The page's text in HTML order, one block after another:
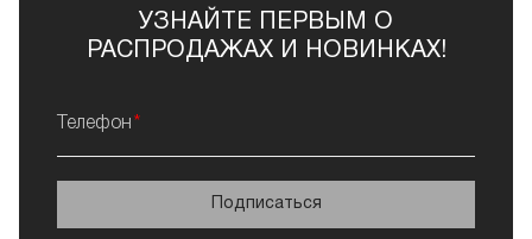
УЗНАЙТЕ ПЕРВЫМ О
РАСПРОДАЖАХ И НОВИНКАХ!
Телефон
Подписаться